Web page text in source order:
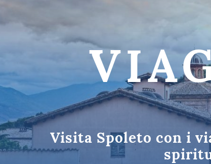
Mondo
Tutte le destinazioni
Molise
Puglia
Sicilia
Valle-
Tutte
Visita Spoleto con i